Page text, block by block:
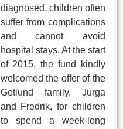
diagnosed, children often
suffer from complications
and cannot avoid
hospital stays. At the start
of 2015, the fund kindly
welcomed the offer of the
Gotlund family, Jurga
and Fredrik, for children
to spend a week-long